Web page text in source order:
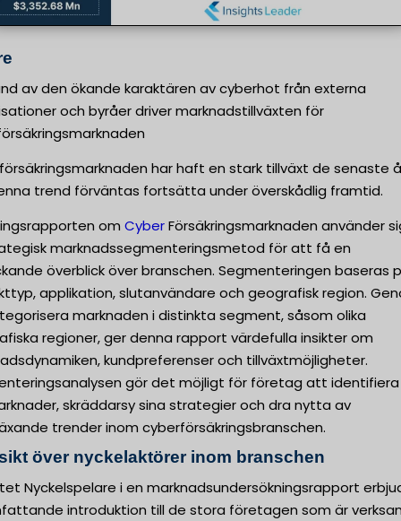
av den ökande karaktären av cyberhot från externa
och byråer driver marknadstillväxten för
har haft en stark tillväxt de senaste
trend förväntas fortsätta under överskådlig framtid.
om CyberFörsäkringsmarknaden använder
marknadssegmenteringsmetod för att få en
överblick över branschen. Segmenteringen baseras
applikation, slutanvändare och geografisk region.
marknaden i distinkta segment, såsom olika
regioner, ger denna rapport värdefulla insikter om
kundpreferenser och tillväxtmöjligheter.
gör det möjligt för företag att identifiera
skräddarsy sina strategier och dra nytta av
trender inom cyberförsäkringsbranschen.
över nyckelaktörer inom branschen
Nyckelspelare i en marknadsundersökningsrapport
introduktion till de stora företagen som är